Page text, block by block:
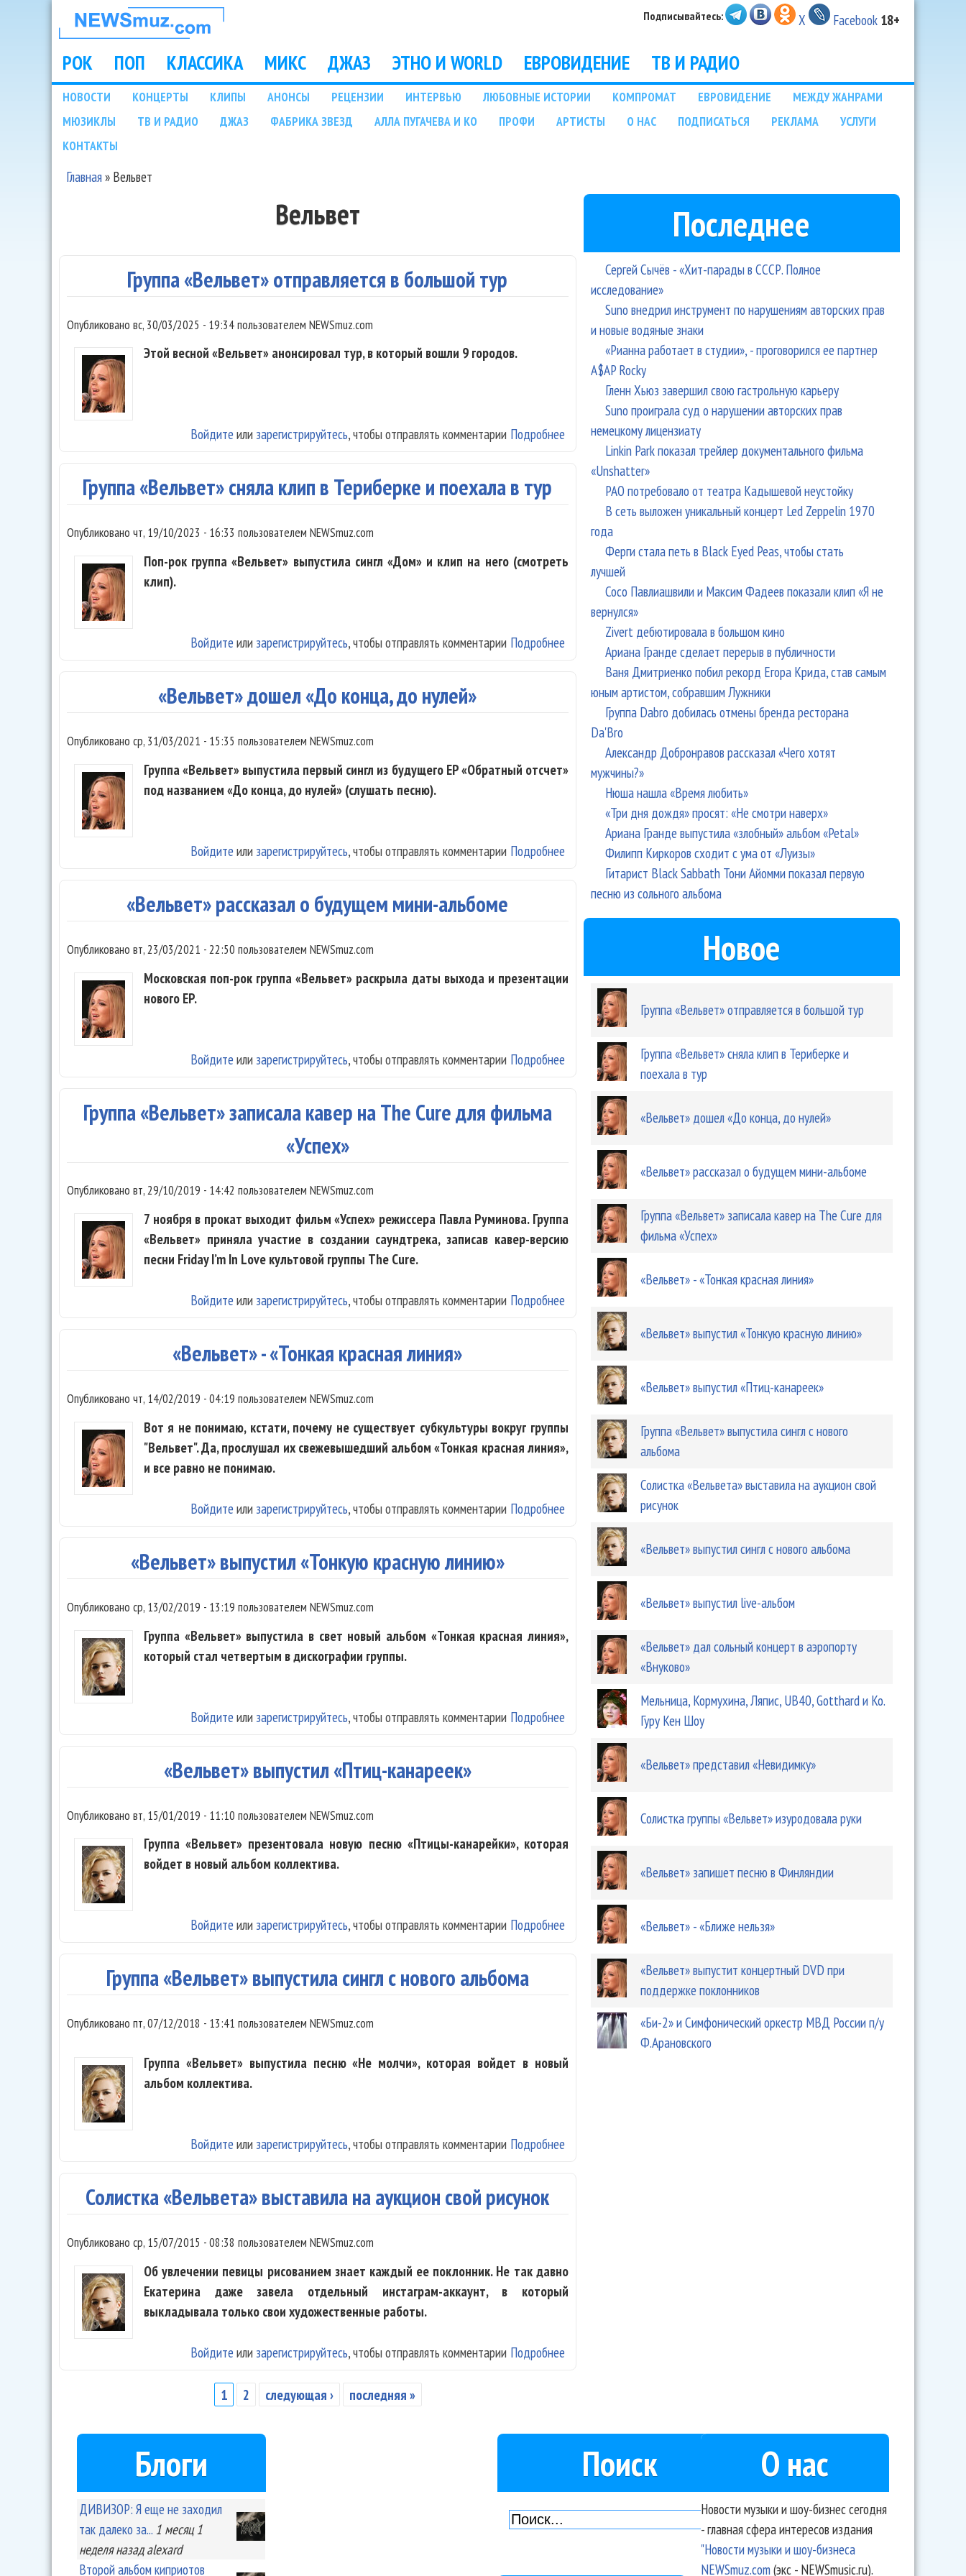
НОВОСТИ
МУЗЫКИ И
ШОУ БИЗНЕСА
NEWSMUZ.COM
Подписывайтесь: X Facebook 18+
Main menu
РОК ПОП КЛАССИКА МИКС ДЖАЗ ЭТНО И WORLD ЕВРОВИДЕНИЕ ТВ И РАДИО
Подразделы
НОВОСТИ КОНЦЕРТЫ КЛИПЫ АНОНСЫ РЕЦЕНЗИИ ИНТЕРВЬЮ ЛЮБОВНЫЕ ИСТОРИИ КОМПРОМАТ ЕВРОВИДЕНИЕ
МЕЖДУ ЖАНРАМИ
МЮЗИКЛЫ
ТВ И РАДИО ДЖАЗ ФАБРИКА ЗВЕЗД АЛЛА ПУГАЧЕВА И КО ПРОФИ АРТИСТЫ О НАС ПОДПИСАТЬСЯ РЕКЛАМА
УСЛУГИ
КОНТАКТЫ
Главная» Вельвет
Вельвет
Группа «Вельвет» отправляется в большой тур
Опубликовано вс, 30/03/2025 - 19:34пользователем NEWSmuz.com
Этой весной «Вельвет» анонсировал тур, в который вошли 9 городов.
Подробнее о Группа «Вельвет» отправляется в большой тур
Войдите или зарегистрируйтесь, чтобы отправлять комментарии
Группа «Вельвет» сняла клип в Териберке и поехала в тур
Опубликовано чт, 19/10/2023 - 16:33 пользователем NEWSmuz.com
Поп-рок группа «Вельвет» выпустила сингл «Дом» и клип на него (смотреть
клип).
Подробнее о Группа «Вельвет» сняла клип в Териберке и поехала в тур
Войдите или зарегистрируйтесь, чтобы отправлять комментарии
«Вельвет» дошел «До конца, до нулей»
Опубликовано ср, 31/03/2021 - 15:35 пользователем NEWSmuz.com
Группа «Вельвет» выпустила первый сингл из будущего ЕP «Обратный отсчет»
под названием «До конца, до нулей» (слушать песню).
Подробнее о «Вельвет» дошел «До конца, до нулей»
Войдите или зарегистрируйтесь, чтобы отправлять комментарии
«Вельвет» рассказал о будущем мини-альбоме
Опубликовано вт, 23/03/2021 - 22:50 пользователем NEWSmuz.com
Московская поп-рок группа «Вельвет» раскрыла даты выхода и презентации
нового EP.
Подробнее о «Вельвет» рассказал о будущем мини-альбоме
Войдите или зарегистрируйтесь, чтобы отправлять комментарии
Группа «Вельвет» записала кавер на The Cure для фильма
«Успех»
Опубликовано вт, 29/10/2019 - 14:42 пользователем NEWSmuz.com
7 ноября в прокат выходит фильм «Успех» режиссера Павла Руминова. Группа
«Вельвет» приняла участие в создании саундтрека, записав кавер-версию
песни Friday I’m In Love культовой группы The Cure.
Подробнее о Группа «Вельвет» записала кавер на The Cure для фильма «Успех»
Войдите или зарегистрируйтесь, чтобы отправлять комментарии
«Вельвет» - «Тонкая красная линия»
Опубликовано чт, 14/02/2019 - 04:19 пользователем NEWSmuz.com
Вот я не понимаю, кстати, почему не существует субкультуры вокруг группы
"Вельвет". Да, прослушал их свежевышедший альбом «Тонкая красная линия»,
и все равно не понимаю.
Подробнее о «Вельвет» - «Тонкая красная линия»
Войдите или зарегистрируйтесь, чтобы отправлять комментарии
«Вельвет» выпустил «Тонкую красную линию»
Опубликовано ср, 13/02/2019 - 13:19 пользователем NEWSmuz.com
Группа «Вельвет» выпустила в свет новый альбом «Тонкая красная линия»,
который стал четвертым в дискографии группы.
Подробнее о «Вельвет» выпустил «Тонкую красную линию»
Войдите или зарегистрируйтесь, чтобы отправлять комментарии
«Вельвет» выпустил «Птиц-канареек»
Опубликовано вт, 15/01/2019 - 11:10 пользователем NEWSmuz.com
Группа «Вельвет» презентовала новую песню «Птицы-канарейки», которая
войдет в новый альбом коллектива.
Подробнее о «Вельвет» выпустил «Птиц-канареек»
Войдите или зарегистрируйтесь, чтобы отправлять комментарии
Группа «Вельвет» выпустила сингл с нового альбома
Опубликовано пт, 07/12/2018 - 13:41 пользователем NEWSmuz.com
Группа «Вельвет» выпустила песню «Не молчи», которая войдет в новый
альбом коллектива.
Подробнее
Войдите или зарегистрируйтесь, чтобы отправлять комментарии
Солистка «Вельвета» выставила на аукцион свой рисунок
Опубликовано ср, 15/07/2015 - 08:38 пользователем NEWSmuz.com
Об увлечении певицы рисованием знает каждый ее поклонник. Не так давно
Екатерина даже завела отдельный инстаграм-аккаунт, в который
выкладывала только свои художественные работы.
Подробнее
Войдите или зарегистрируйтесь, чтобы отправлять комментарии
1 2 следующая › последняя »
Последнее
Сергей Сычёв - «Хит-парады в СССР. Полное
исследование»
Suno внедрил инструмент по нарушениям авторских прав
и новые водяные знаки
«Рианна работает в студии», - проговорился ее партнер
A$AP Rocky
Гленн Хьюз завершил свою гастрольную карьеру
Suno проиграла суд о нарушении авторских прав
немецкому лицензиату
Linkin Park показал трейлер документального фильма
«Unshatter»
РАО потребовало от театра Кадышевой неустойку
В сеть выложен уникальный концерт Led Zeppelin 1970
года
Ферги стала петь в Black Eyed Peas, чтобы стать
лучшей
Сосо Павлиашвили и Максим Фадеев показали клип «Я не
вернулся»
Zivert дебютировала в большом кино
Ариана Гранде сделает перерыв в публичности
Ваня Дмитриенко побил рекорд Егора Крида, став самым
юным артистом, собравшим Лужники
Группа Dabro добилась отмены бренда ресторана
Da'Bro
Александр Добронравов рассказал «Чего хотят
мужчины?»
Нюша нашла «Время любить»
«Три дня дождя» просят: «Не смотри наверх»
Ариана Гранде выпустила «злобный» альбом «Petal»
Филипп Киркоров сходит с ума от «Луизы»
Гитарист Black Sabbath Тони Айомми показал первую
песню из сольного альбома
Новое
Группа «Вельвет» отправляется в большой тур
Группа «Вельвет» сняла клип в Териберке и
поехала в тур
«Вельвет» дошел «До конца, до нулей»
«Вельвет» рассказал о будущем мини-альбоме
Группа «Вельвет» записала кавер на The Cure для
фильма «Успех»
«Вельвет» - «Тонкая красная линия»
«Вельвет» выпустил «Тонкую красную линию»
«Вельвет» выпустил «Птиц-канареек»
Группа «Вельвет» выпустила сингл с нового
альбома
Солистка «Вельвета» выставила на аукцион свой
рисунок
«Вельвет» выпустил сингл с нового альбома
«Вельвет» выпустил live-альбом
«Вельвет» дал сольный концерт в аэропорту
«Внуково»
Мельница, Кормухина, Ляпис, UB40, Gotthard и Ко.
Гуру Кен Шоу
«Вельвет» представил «Невидимку»
Солистка группы «Вельвет» изуродовала руки
«Вельвет» запишет песню в Финляндии
«Вельвет» - «Ближе нельзя»
«Вельвет» выпустит концертный DVD при
поддержке поклонников
«Би-2» и Симфонический оркестр МВД России п/у
Ф.Арановского
Блоги
ДИВИЗОР: Я еще не заходил
так далеко за... 1 месяц 1
неделяназад alexard
Второй альбом киприотов
Поиск О нас
Новости музыки и шоу-бизнес сегодня
- главная сфера интересов издания
"Новости музыки и шоу-бизнеса
NEWSmuz.com(экс - NEWSmusic.ru).